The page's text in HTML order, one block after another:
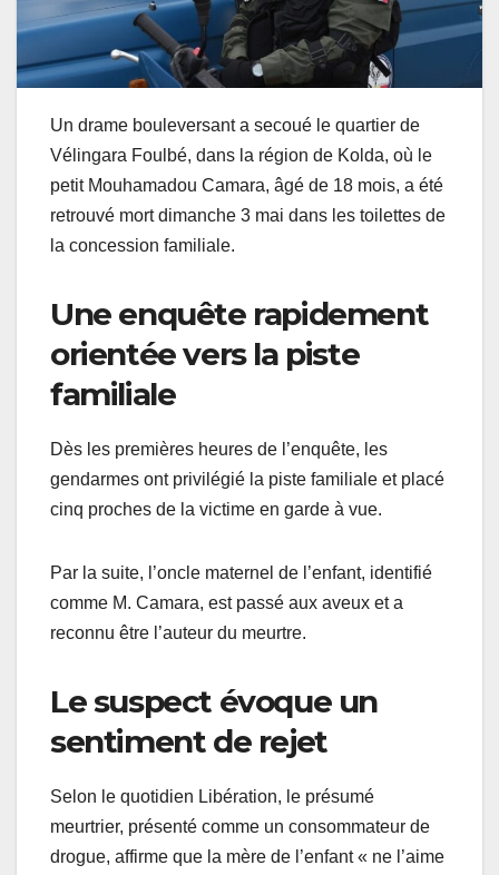
Un drame bouleversant a secoué le quartier de
Vélingara Foulbé, dans la région de Kolda, où le
petit Mouhamadou Camara, âgé de 18 mois, a été
retrouvé mort dimanche 3 mai dans les toilettes de
la concession familiale.
Une enquête rapidement
orientée vers la piste
familiale
Dès les premières heures de l’enquête, les
gendarmes ont privilégié la piste familiale et placé
cinq proches de la victime en garde à vue.
Par la suite, l’oncle maternel de l’enfant, identifié
comme M. Camara, est passé aux aveux et a
reconnu être l’auteur du meurtre.
Le suspect évoque un
sentiment de rejet
Selon le quotidien Libération, le présumé
meurtrier, présenté comme un consommateur de
drogue, affirme que la mère de l’enfant « ne l’aime